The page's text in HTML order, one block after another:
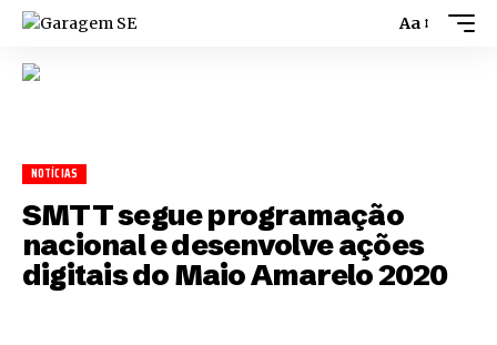
Aa
NOTÍCIAS
SMTT segue programação
nacional e desenvolve ações
digitais do Maio Amarelo 2020